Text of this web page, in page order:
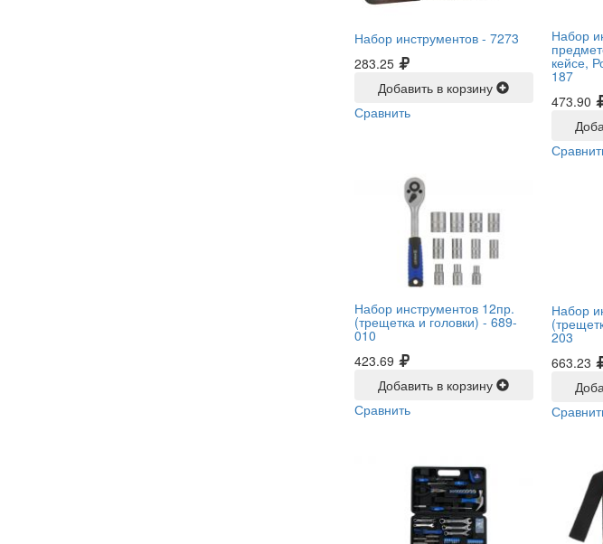
Набор инструментов - 7273
283.25
Добавить в корзину
Сравнить
Набор
кейсе,
187
473.90
Набор инструментов 12пр.
(трещетка и головки) - 689-
010
423.69
Добавить в корзину
Сравнить
Набор
203
663.23